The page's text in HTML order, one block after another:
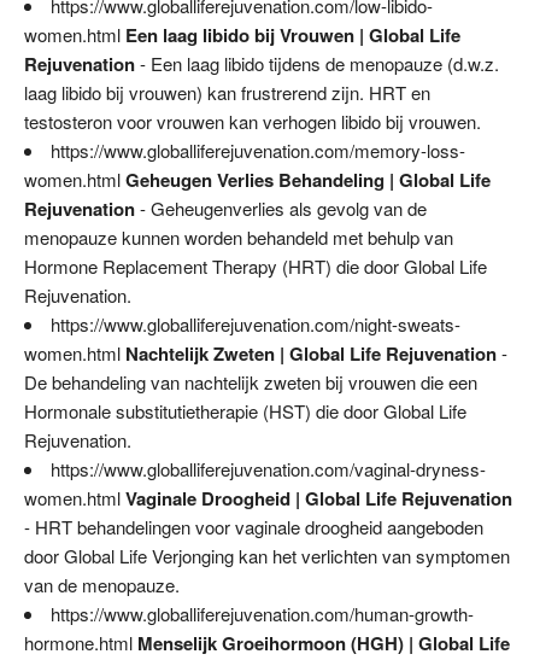
https://www.globalliferejuvenation.com/low-libido-
women.html Een laag libido bij Vrouwen | Global Life
Rejuvenation- Een laag libido tijdens de menopauze (d.w.z.
laag libido bij vrouwen) kan frustrerend zijn. HRT en
testosteron voor vrouwen kan verhogen libido bij vrouwen.
https://www.globalliferejuvenation.com/memory-loss-
women.htmlGeheugen Verlies Behandeling | Global Life
Rejuvenation- Geheugenverlies als gevolg van de
menopauze kunnen worden behandeld met behulp van
Hormone Replacement Therapy (HRT) die door Global Life
Rejuvenation.
https://www.globalliferejuvenation.com/night-sweats-
women.html Nachtelijk Zweten | Global Life Rejuvenation-
De behandeling van nachtelijk zweten bij vrouwen die een
Hormonale substitutietherapie (HST) die door Global Life
Rejuvenation.
https://www.globalliferejuvenation.com/vaginal-dryness-
women.htmlVaginale Droogheid | Global Life Rejuvenation
- HRT behandelingen voor vaginale droogheid aangeboden
door Global Life Verjonging kan het verlichten van symptomen
van de menopauze.
https://www.globalliferejuvenation.com/human-growth-
hormone.html Menselijk Groeihormoon (HGH) | Global Life